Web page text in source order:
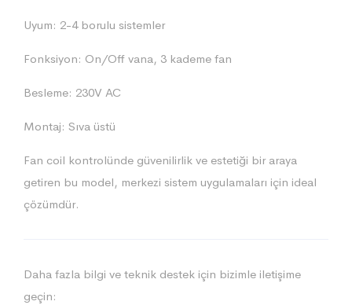
Uyum: 2-4 borulu sistemler
Fonksiyon: On/Off vana, 3 kademe fan
Besleme: 230V AC
Montaj: Sıva üstü
Fan coil kontrolünde güvenilirlik ve estetiği bir araya
getiren bu model, merkezi sistem uygulamaları için ideal
çözümdür.
Daha fazla bilgi ve teknik destek için bizimle iletişime
geçin: